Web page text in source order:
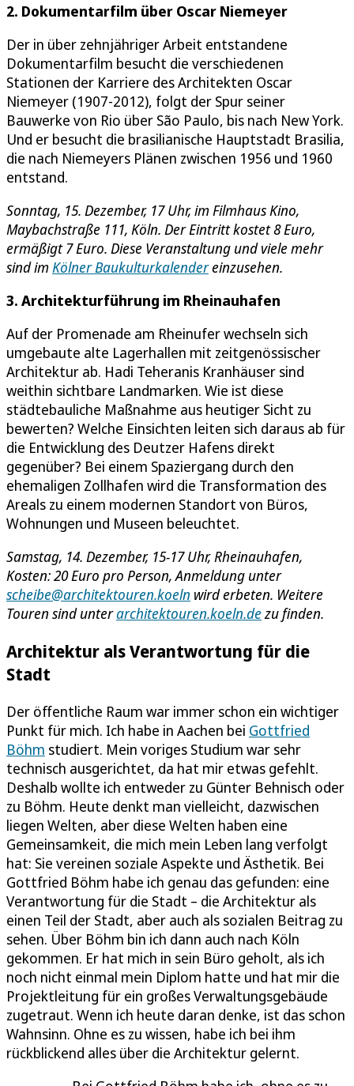
2. Dokumentarfilm über Oscar Niemeyer
Der in über zehnjähriger Arbeit entstandene
Dokumentarfilm besucht die verschiedenen
Stationen der Karriere des Architekten Oscar
Niemeyer (1907-2012), folgt der Spur seiner
Bauwerke von Rio über São Paulo, bis nach New York.
Und er besucht die brasilianische Hauptstadt Brasilia,
die nach Niemeyers Plänen zwischen 1956 und 1960
entstand.
Sonntag, 15. Dezember, 17 Uhr, im Filmhaus Kino,
Maybachstraße 111, Köln. Der Eintritt kostet 8 Euro,
ermäßigt 7 Euro. Diese Veranstaltung und viele mehr
sind imKölner Baukulturkalendereinzusehen.
3. Architekturführung im Rheinauhafen
Auf der Promenade am Rheinufer wechseln sich
umgebaute alte Lagerhallen mit zeitgenössischer
Architektur ab. Hadi Teheranis Kranhäuser sind
weithin sichtbare Landmarken. Wie ist diese
städtebauliche Maßnahme aus heutiger Sicht zu
bewerten? Welche Einsichten leiten sich daraus ab für
die Entwicklung des Deutzer Hafens direkt
gegenüber? Bei einem Spaziergang durch den
ehemaligen Zollhafen wird die Transformation des
Areals zu einem modernen Standort von Büros,
Wohnungen und Museen beleuchtet.
Samstag, 14. Dezember, 15-17 Uhr, Rheinauhafen,
Kosten: 20 Euro pro Person, Anmeldung unter
scheibe@architektouren.koeln wird erbeten. Weitere
Touren sind unterarchitektouren.koeln.dezu finden.
Architektur als Verantwortung für die
Stadt
Der öffentliche Raum war immer schon ein wichtiger
Punkt für mich. Ich habe in Aachen bei Gottfried
Böhm studiert. Mein voriges Studium war sehr
technisch ausgerichtet, da hat mir etwas gefehlt.
Deshalb wollte ich entweder zu Günter Behnisch oder
zu Böhm. Heute denkt man vielleicht, dazwischen
liegen Welten, aber diese Welten haben eine
Gemeinsamkeit, die mich mein Leben lang verfolgt
hat: Sie vereinen soziale Aspekte und Ästhetik. Bei
Gottfried Böhm habe ich genau das gefunden: eine
Verantwortung für die Stadt – die Architektur als
einen Teil der Stadt, aber auch als sozialen Beitrag zu
sehen. Über Böhm bin ich dann auch nach Köln
gekommen. Er hat mich in sein Büro geholt, als ich
noch nicht einmal mein Diplom hatte und hat mir die
Projektleitung für ein großes Verwaltungsgebäude
zugetraut. Wenn ich heute daran denke, ist das schon
Wahnsinn. Ohne es zu wissen, habe ich bei ihm
rückblickend alles über die Architektur gelernt.